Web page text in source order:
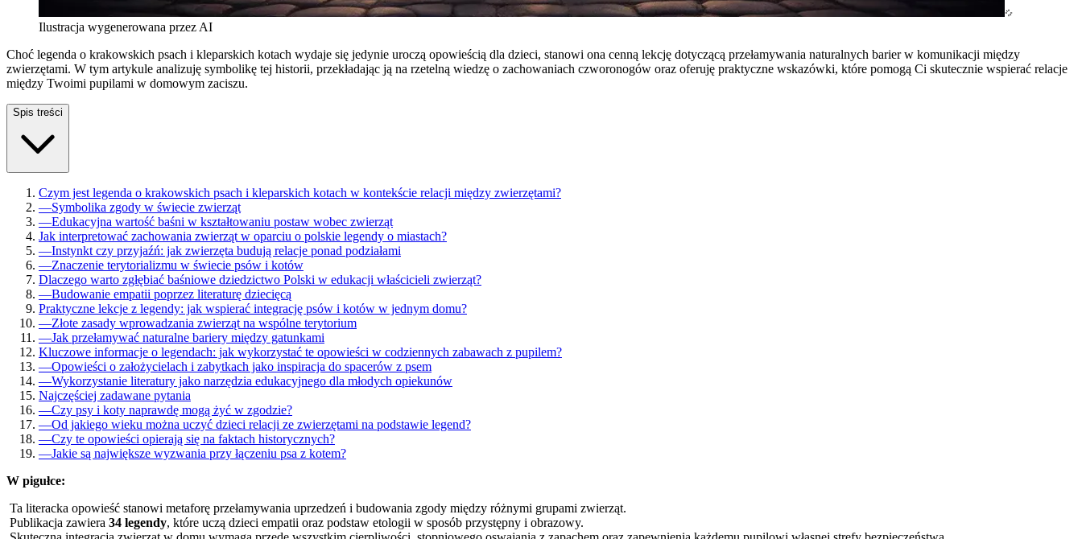
Ilustracja wygenerowana przez AI
Choć legenda o krakowskich psach i kleparskich kotach wydaje się jedynie uroczą opowieścią dla dzieci, stanowi ona cenną lekcję dotyczącą przełamywania naturalnych barier w komunikacji między
zwierzętami. W tym artykule analizuję symbolikę tej historii, przekładając ją na rzetelną wiedzę o zachowaniach czworonogów oraz oferuję praktyczne wskazówki, które pomogą Ci skutecznie wspierać relacje
między Twoimi pupilami w domowym zaciszu.
Spis treści
Czym jest legenda o krakowskich psach i kleparskich kotach w kontekście relacji między zwierzętami?
—Symbolika zgody w świecie zwierząt
—Edukacyjna wartość baśni w kształtowaniu postaw wobec zwierząt
Jak interpretować zachowania zwierząt w oparciu o polskie legendy o miastach?
—Instynkt czy przyjaźń: jak zwierzęta budują relacje ponad podziałami
—Znaczenie terytorializmu w świecie psów i kotów
Dlaczego warto zgłębiać baśniowe dziedzictwo Polski w edukacji właścicieli zwierząt?
—Budowanie empatii poprzez literaturę dziecięcą
Praktyczne lekcje z legendy: jak wspierać integrację psów i kotów w jednym domu?
—Złote zasady wprowadzania zwierząt na wspólne terytorium
—Jak przełamywać naturalne bariery między gatunkami
Kluczowe informacje o legendach: jak wykorzystać te opowieści w codziennych zabawach z pupilem?
—Opowieści o założycielach i zabytkach jako inspiracja do spacerów z psem
—Wykorzystanie literatury jako narzędzia edukacyjnego dla młodych opiekunów
Najczęściej zadawane pytania
—Czy psy i koty naprawdę mogą żyć w zgodzie?
—Od jakiego wieku można uczyć dzieci relacji ze zwierzętami na podstawie legend?
—Czy te opowieści opierają się na faktach historycznych?
—Jakie są największe wyzwania przy łączeniu psa z kotem?
W pigułce:
Ta literacka opowieść stanowi metaforę przełamywania uprzedzeń i budowania zgody między różnymi grupami zwierząt.
Publikacja zawiera 34 legendy, które uczą dzieci empatii oraz podstaw etologii w sposób przystępny i obrazowy.